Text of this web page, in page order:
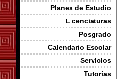
Planes de Estudio
Licenciaturas
Posgrado
Calendario Escolar
Servicios
Tutorías